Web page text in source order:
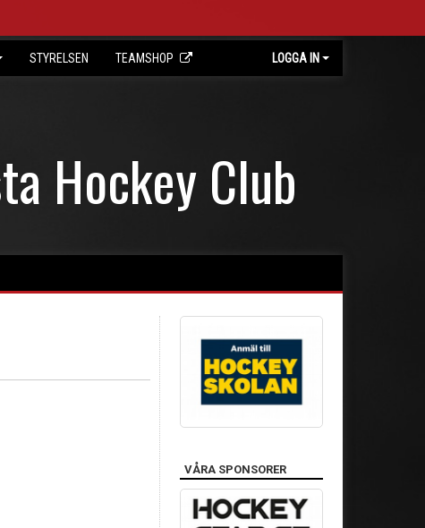
STYRELSEN TEAMSHOP LOGGA IN
Hockey Club
VÅRA SPONSORER